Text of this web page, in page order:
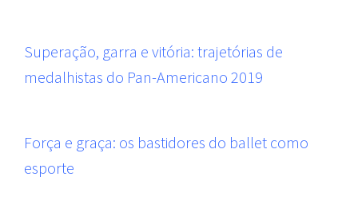
Superação, garra e vitória: trajetórias de
medalhistas do Pan-Americano 2019
Força e graça: os bastidores do ballet como
esporte